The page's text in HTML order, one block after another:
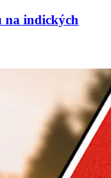
na indických